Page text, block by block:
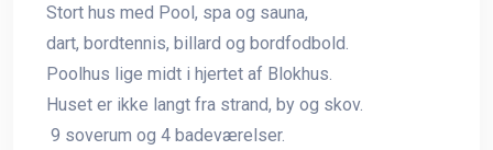
Stort hus med Pool, spa og sauna,
dart, bordtennis, billard og bordfodbold.
Poolhus lige midt i hjertet af Blokhus.
Huset er ikke langt fra strand, by og skov.
9 soverum og 4 badeværelser.